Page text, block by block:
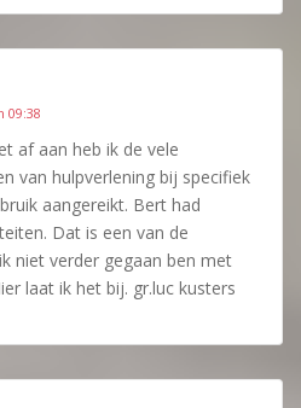
09:38
af aan heb ik de vele
van hulpverlening bij specifiek
aangereikt. Bert had
Dat is een van de
niet verder gegaan ben met
laat ik het bij. gr.luc kusters